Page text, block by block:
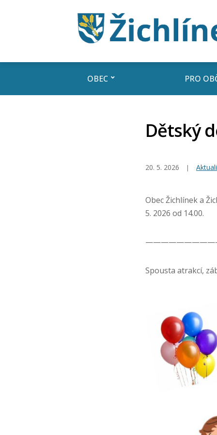
OBEC PRO
Dětský
20. 5. 2026
Obec Žichlínek a
5. 2026 od 14.00.
Spousta atrakcí,